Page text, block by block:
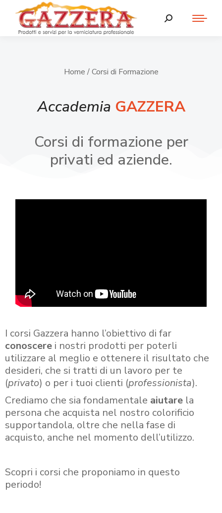
Home / Corsi di Formazione
Accademia GAZZERA
Corsi di formazione per
privati ed aziende.
I corsi Gazzera hanno l’obiettivo di far
conoscere i nostri prodotti per poterli
utilizzare al meglio e ottenere il risultato che
desideri, che si tratti di un lavoro per te
(privato) o per i tuoi clienti (professionista).
Crediamo che sia fondamentale aiutare la
persona che acquista nel nostro colorificio
supportandola, oltre che nella fase di
acquisto, anche nel momento dell’utilizzo.
Scopri i corsi che proponiamo in questo
periodo!